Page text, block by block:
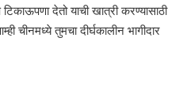
देतो याची खात्री करण्यासाठी
चीनमध्ये तुमचा दीर्घकालीन भागीदार